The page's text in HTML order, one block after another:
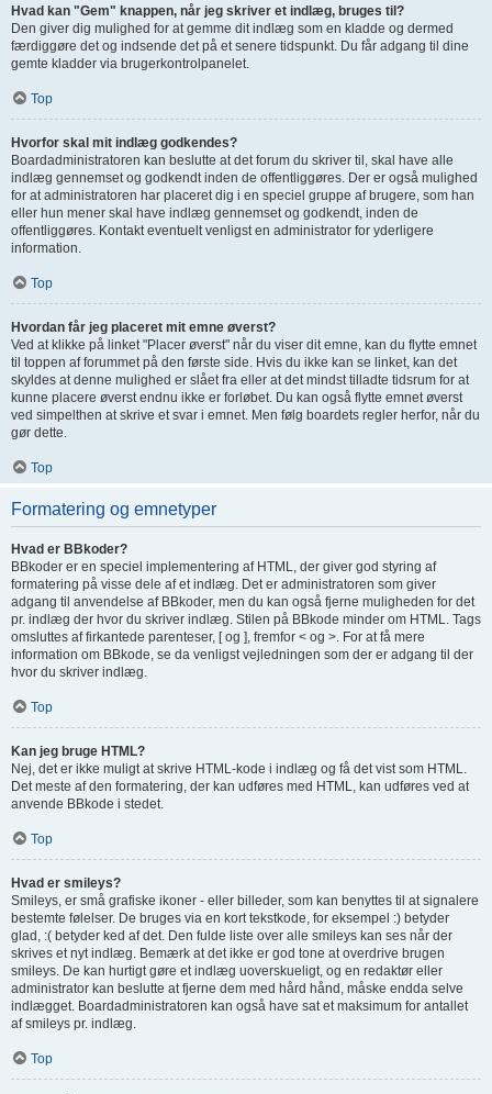
Hvad kan "Gem" knappen, når jeg skriver et indlæg, bruges til?
Den giver dig mulighed for at gemme dit indlæg som en kladde og dermed
færdiggøre det og indsende det på et senere tidspunkt. Du får adgang til dine
gemte kladder via brugerkontrolpanelet.
Top
Hvorfor skal mit indlæg godkendes?
Boardadministratoren kan beslutte at det forum du skriver til, skal have alle
indlæg gennemset og godkendt inden de offentliggøres. Der er også mulighed
for at administratoren har placeret dig i en speciel gruppe af brugere, som han
eller hun mener skal have indlæg gennemset og godkendt, inden de
offentliggøres. Kontakt eventuelt venligst en administrator for yderligere
information.
Top
Hvordan får jeg placeret mit emne øverst?
Ved at klikke på linket "Placer øverst" når du viser dit emne, kan du flytte emnet
til toppen af forummet på den første side. Hvis du ikke kan se linket, kan det
skyldes at denne mulighed er slået fra eller at det mindst tilladte tidsrum for at
kunne placere øverst endnu ikke er forløbet. Du kan også flytte emnet øverst
ved simpelthen at skrive et svar i emnet. Men følg boardets regler herfor, når du
gør dette.
Top
Formatering og emnetyper
Hvad er BBkoder?
BBkoder er en speciel implementering af HTML, der giver god styring af
formatering på visse dele af et indlæg. Det er administratoren som giver
adgang til anvendelse af BBkoder, men du kan også fjerne muligheden for det
pr. indlæg der hvor du skriver indlæg. Stilen på BBkode minder om HTML. Tags
omsluttes af firkantede parenteser, [ og ], fremfor < og >. For at få mere
information om BBkode, se da venligst vejledningen som der er adgang til der
hvor du skriver indlæg.
Top
Kan jeg bruge HTML?
Nej, det er ikke muligt at skrive HTML-kode i indlæg og få det vist som HTML.
Det meste af den formatering, der kan udføres med HTML, kan udføres ved at
anvende BBkode i stedet.
Top
Hvad er smileys?
Smileys, er små grafiske ikoner - eller billeder, som kan benyttes til at signalere
bestemte følelser. De bruges via en kort tekstkode, for eksempel :) betyder
glad, :( betyder ked af det. Den fulde liste over alle smileys kan ses når der
skrives et nyt indlæg. Bemærk at det ikke er god tone at overdrive brugen
smileys. De kan hurtigt gøre et indlæg uoverskueligt, og en redaktør eller
administrator kan beslutte at fjerne dem med hård hånd, måske endda selve
indlægget. Boardadministratoren kan også have sat et maksimum for antallet
af smileys pr. indlæg.
Top